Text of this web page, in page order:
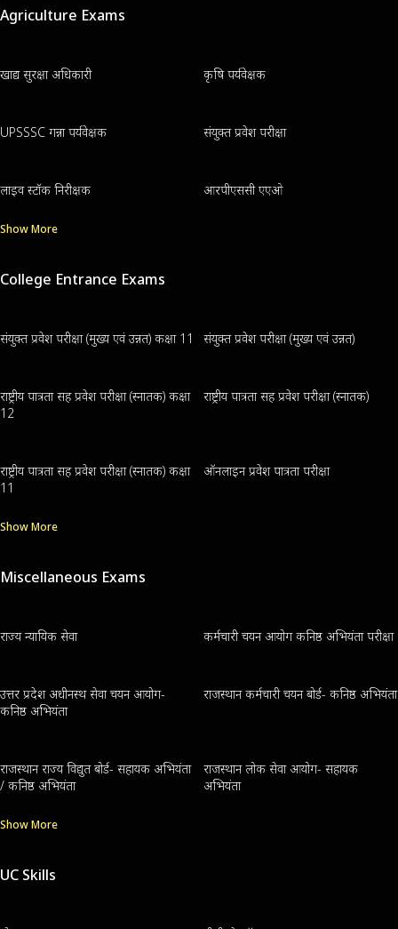
Agriculture Exams
खाद्य सुरक्षा अधिकारी कृषि पर्यवेक्षक
UPSSSC गन्ना पर्यवेक्षक संयुक्त प्रवेश परीक्षा
लाइव स्टॉक निरीक्षक आरपीएससी एएओ
Show More
College Entrance Exams
संयुक्त प्रवेश परीक्षा (मुख्य एवं उन्नत) कक्षा 11 संयुक्त प्रवेश परीक्षा (मुख्य एवं उन्नत)
राष्ट्रीय पात्रता सह प्रवेश परीक्षा (स्नातक) कक्षा
12
राष्ट्रीय पात्रता सह प्रवेश परीक्षा (स्नातक)
राष्ट्रीय पात्रता सह प्रवेश परीक्षा (स्नातक) कक्षा
11
ऑनलाइन प्रवेश पात्रता परीक्षा
Show More
Miscellaneous Exams
राज्य न्यायिक सेवा कर्मचारी चयन आयोग कनिष्ठ अभियंता परीक्षा
उत्तर प्रदेश अधीनस्थ सेवा चयन आयोग-
कनिष्ठ अभियंता
राजस्थान कर्मचारी चयन बोर्ड- कनिष्ठ अभियंता
राजस्थान राज्य विद्युत बोर्ड- सहायक अभियंता
/ कनिष्ठ अभियंता
राजस्थान लोक सेवा आयोग- सहायक
अभियंता
Show More
UC Skills